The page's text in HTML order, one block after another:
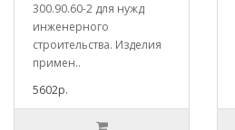
300.90.60-2 для нужд
инженерного
строительства. Изделия
примен..
5602р.